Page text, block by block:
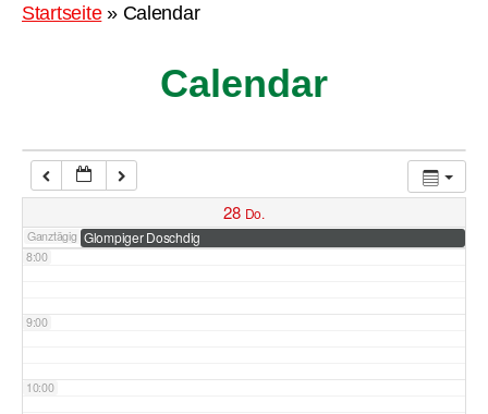
Startseite» Calendar
Calendar
28 Do.
Ganztägig Glompiger Doschdig
7:00
8:00
9:00
10:00